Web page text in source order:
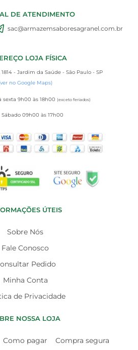
DE ATENDIMENTO
sac@armazemsaboresagranel.com.br
LOJA FÍSICA
1814 - Jardim da Saúde - São Paulo - SP
no Google Maps)
sexta 9h00 às 18h00(exceto feriados)
Sábado 09h00 às 17h00
ÚTEIS
Sobre Nós
Fale Conosco
Pedido
Minha Conta
de Privacidade
NOSSA LOJA
Como pagar Compra segura